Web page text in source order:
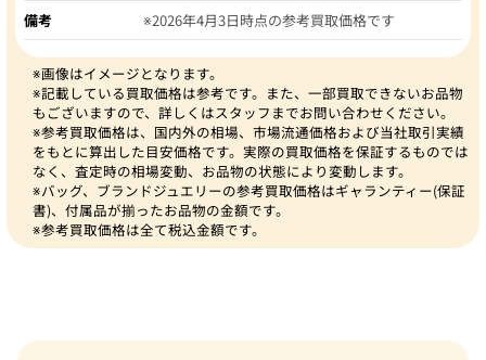
備考 ※2026年4月3日時点の参考買取価格です
※画像はイメージとなります。
※記載している買取価格は参考です。また、一部買取できないお品物
もございますので、詳しくはスタッフまでお問い合わせください。
※参考買取価格は、国内外の相場、市場流通価格および当社取引実績
をもとに算出した目安価格です。実際の買取価格を保証するものでは
なく、査定時の相場変動、お品物の状態により変動します。
※バッグ、ブランドジュエリーの参考買取価格はギャランティー(保証
書)、付属品が揃ったお品物の金額です。
※参考買取価格は全て税込金額です。